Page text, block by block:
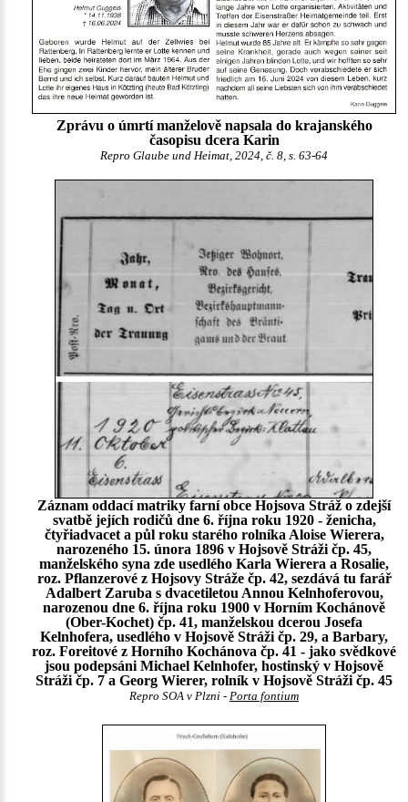
Zprávu o úmrtí manželově napsala do krajanského
časopisu dcera Karin
Repro Glaube und Heimat, 2024, č. 8, s. 63-64
Záznam oddací matriky farní obce Hojsova Stráž o zdejší
svatbě jejích rodičů dne 6. října roku 1920 - ženicha,
čtyřiadvacet a půl roku starého rolníka Aloise Wierera,
narozeného 15. února 1896 v Hojsově Stráži čp. 45,
manželského syna zde usedlého Karla Wierera a Rosalie,
roz. Pflanzerové z Hojsovy Stráže čp. 42, sezdává tu farář
Adalbert Zaruba s dvacetiletou Annou Kelnhoferovou,
narozenou dne 6. října roku 1900 v Horním Kochánově
(Ober-Kochet) čp. 41, manželskou dcerou Josefa
Kelnhofera, usedlého v Hojsově Stráži čp. 29, a Barbary,
roz. Foreitové z Horního Kochánova čp. 41 - jako svědkové
jsou podepsáni Michael Kelnhofer, hostinský v Hojsově
Stráži čp. 7 a Georg Wierer, rolník v Hojsově Stráži čp. 45
Repro SOA v Plzni - Porta fontium